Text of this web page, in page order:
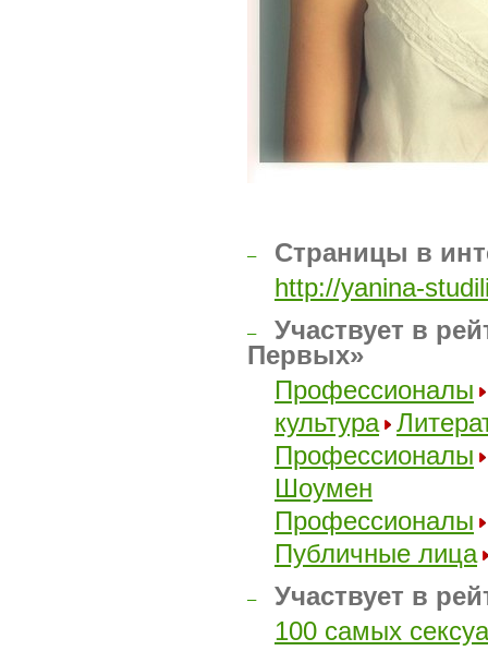
–
Страницы в
http://yanina-
–
Участвует в
Первых»
Профессионалы
культура
Профессионалы
Шоумен
Профессионалы
Публичные лица
–
Участвует в
100 самых